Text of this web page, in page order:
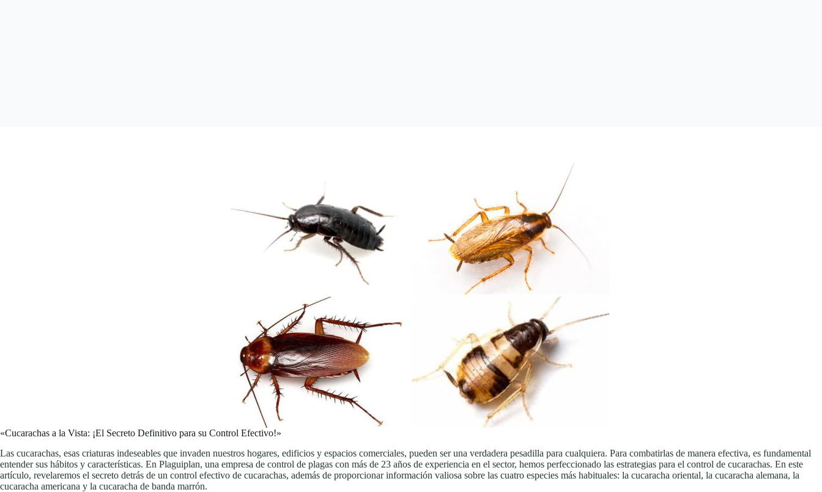
«Cucarachas a la Vista: ¡El Secreto Definitivo para su Control Efectivo!»
Las cucarachas, esas criaturas indeseables que invaden nuestros hogares, edificios y espacios comerciales, pueden ser una verdadera pesadilla para cualquiera. Para combatirlas de manera efectiva, es fundamental
entender sus hábitos y características. En Plaguiplan, una empresa de control de plagas con más de 23 años de experiencia en el sector, hemos perfeccionado las estrategias para el control de cucarachas. En este
artículo, revelaremos el secreto detrás de un control efectivo de cucarachas, además de proporcionar información valiosa sobre las cuatro especies más habituales: la cucaracha oriental, la cucaracha alemana, la
cucaracha americana y la cucaracha de banda marrón.